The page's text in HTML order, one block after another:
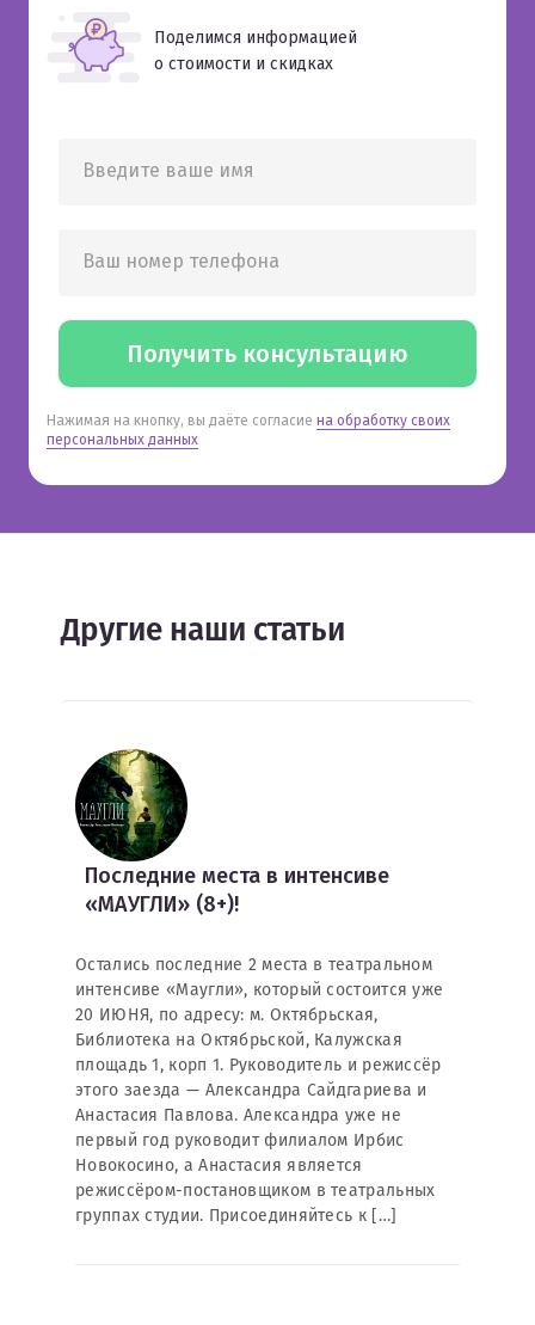
Поделимся информацией
о стоимости и скидках
Введите ваше имя
Ваш номер телефона
Получить консультацию
Нажимая на кнопку, вы даёте согласие на обработку своих
персональных данных
Другие наши статьи
Последние места в интенсиве
«МАУГЛИ» (8+)!
Остались последние 2 места в театральном
интенсиве «Маугли», который состоится уже
20 ИЮНЯ, по адресу: м. Октябрьская,
Библиотека на Октябрьской, Калужская
площадь 1, корп 1. Руководитель и режиссёр
этого заезда — Александра Сайдгариева и
Анастасия Павлова. Александра уже не
первый год руководит филиалом Ирбис
Новокосино, а Анастасия является
режиссёром-постановщиком в театральных
группах студии. Присоединяйтесь к […]